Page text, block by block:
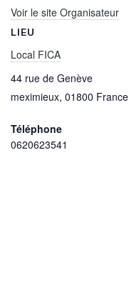
Voir le site Organisateur
LIEU
Local FICA
44 rue de Genève
meximieux, 01800 France
Téléphone
0620623541